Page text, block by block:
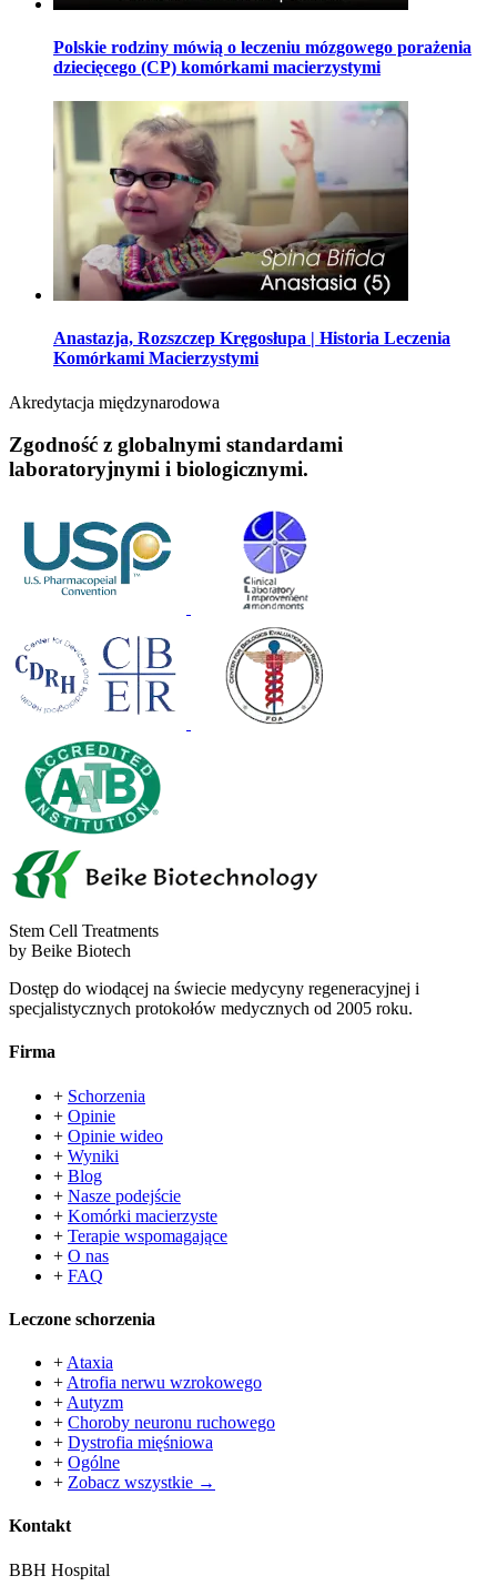
Polskie rodziny mówią o leczeniu mózgowego porażenia
dziecięcego (CP) komórkami macierzystymi
Anastazja, Rozszczep Kręgosłupa | Historia Leczenia
Komórkami Macierzystymi
Akredytacja międzynarodowa
Zgodność z globalnymi standardami
laboratoryjnymi i biologicznymi.
Stem Cell Treatments
by Beike Biotech
Dostęp do wiodącej na świecie medycyny regeneracyjnej i
specjalistycznych protokołów medycznych od 2005 roku.
Firma
+ Schorzenia
+ Opinie
+ Opinie wideo
+ Wyniki
+ Blog
+ Nasze podejście
+ Komórki macierzyste
+ Terapie wspomagające
+ O nas
+ FAQ
Leczone schorzenia
+ Ataxia
+ Atrofia nerwu wzrokowego
+ Autyzm
+ Choroby neuronu ruchowego
+ Dystrofia mięśniowa
+ Ogólne
+ Zobacz wszystkie →
Kontakt
BBH Hospital